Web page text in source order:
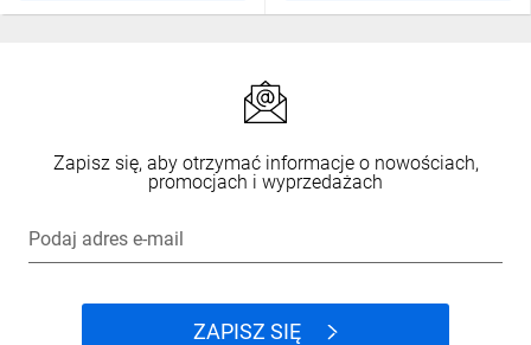
Zapisz się, aby otrzymać informacje o nowościach,
promocjach i wyprzedażach
Podaj adres e-mail
ZAPISZ SIĘ